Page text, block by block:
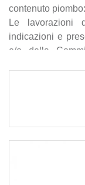
contenuto
Le lavorazioni
indicazioni e
e/o della
contrattuali del
tubazioni,
materiali, il
collegamento
predisposte, la
da cemento e
rubinetto di